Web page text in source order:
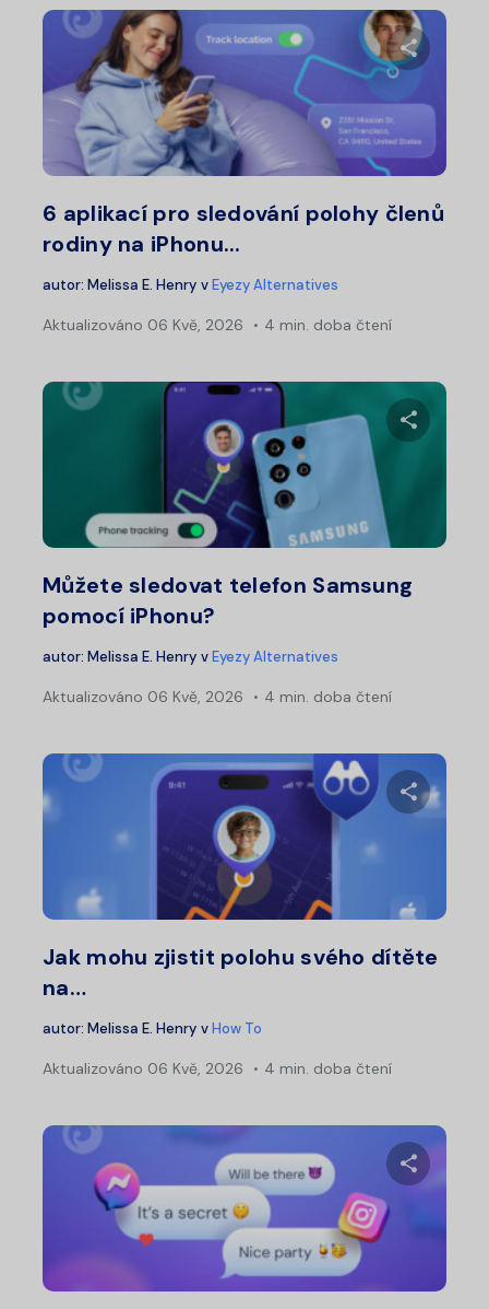
Sdílet
6 aplikací pro sledování polohy členů
rodiny na iPhonu...
autor: Melissa E. Henry vEyezy Alternatives
Aktualizováno 06 Kvě, 2026 4 min. doba čtení
Můžete sledovat telefon Samsung
pomocí iPhonu?
autor: Melissa E. Henry vEyezy Alternatives
Aktualizováno 06 Kvě, 2026 4 min. doba čtení
Jak mohu zjistit polohu svého dítěte
na…
autor: Melissa E. Henry vHow To
Aktualizováno 06 Kvě, 2026 4 min. doba čtení